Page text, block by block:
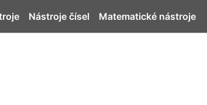
Nástroje čísel Matematické nástroje